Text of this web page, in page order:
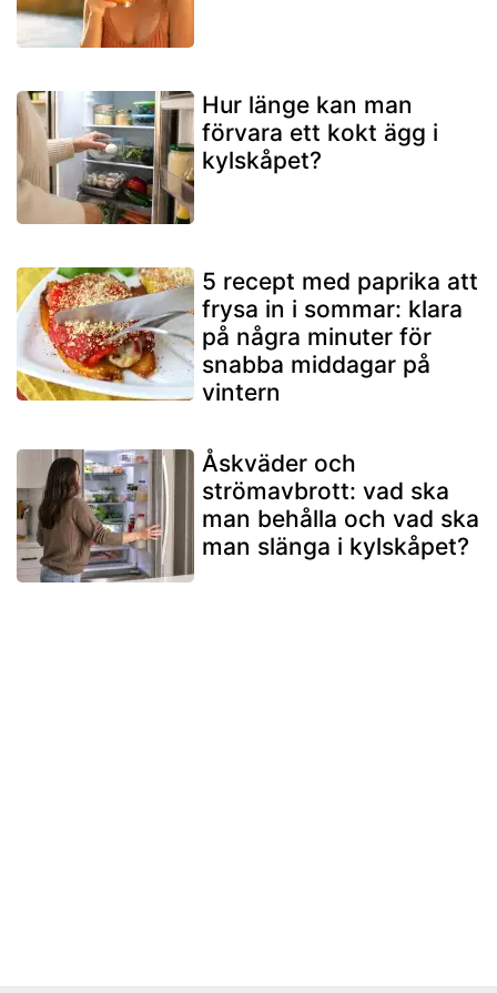
Hur länge kan man
förvara ett kokt ägg i
kylskåpet?
5 recept med paprika att
frysa in i sommar: klara
på några minuter för
snabba middagar på
vintern
Åskväder och
strömavbrott: vad ska
man behålla och vad ska
man slänga i kylskåpet?